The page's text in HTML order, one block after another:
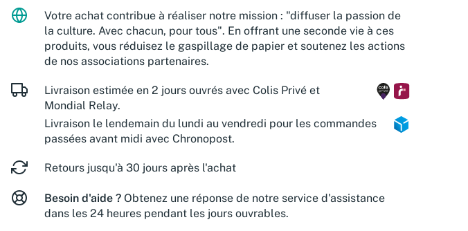
Votre achat contribue à réaliser notre mission : "diffuser la passion de
la culture. Avec chacun, pour tous". En offrant une seconde vie à ces
produits, vous réduisez le gaspillage de papier et soutenez les actions
de nos associations partenaires.
Livraison estimée en 2 jours ouvrés avec Colis Privé et
Mondial Relay.
Livraison le lendemain du lundi au vendredi pour les commandes
passées avant midi avec Chronopost.
Retours jusqu'à 30 jours après l'achat
Besoin d'aide ? Obtenez une réponse de notre service d'assistance
dans les 24 heures pendant les jours ouvrables.